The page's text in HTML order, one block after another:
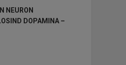
NEURON
DOPAMINA –